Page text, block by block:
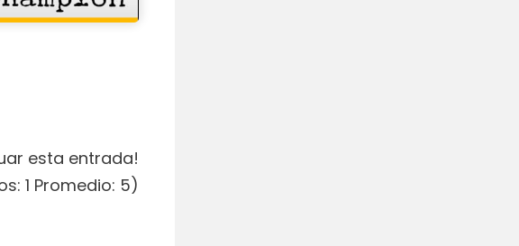
esta entrada!
1 Promedio: 5)